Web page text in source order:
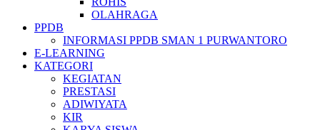
OLAHRAGA
PPDB
INFORMASI PPDB SMAN 1 PURWANTORO
E-LEARNING
KATEGORI
KEGIATAN
PRESTASI
ADIWIYATA
KIR